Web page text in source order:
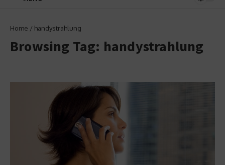
Home / handystrahlung
Browsing Tag: handystrahlung